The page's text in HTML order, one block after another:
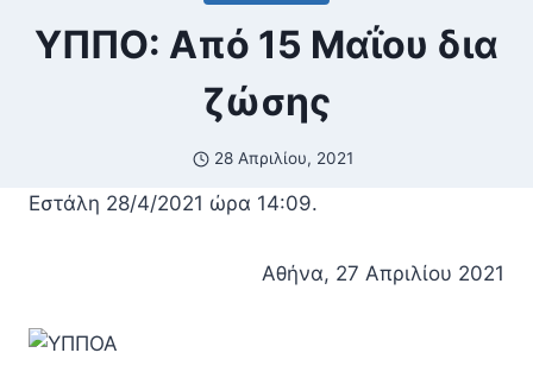
ΥΠΠΟ: Από 15 Μαΐου δια
ζώσης
28 Απριλίου, 2021
Εστάλη 28/4/2021 ώρα 14:09.
Αθήνα, 27 Απριλίου 2021